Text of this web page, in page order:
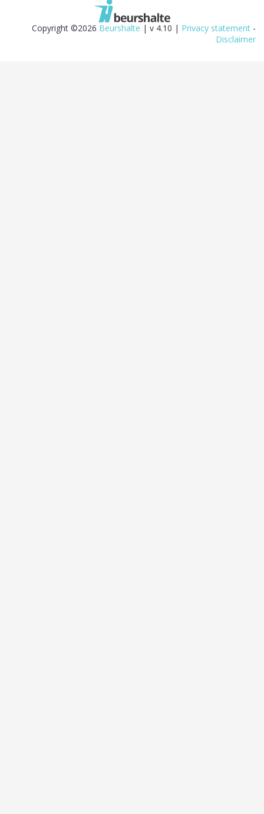
Copyright ©2026 Beurshalte | v 4.10 | Privacy statement -
Disclaimer